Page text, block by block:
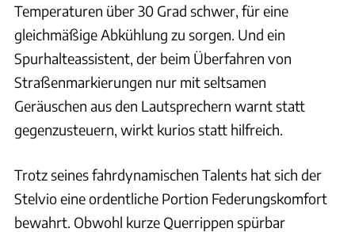
Temperaturen über 30 Grad schwer, für eine
gleichmäßige Abkühlung zu sorgen. Und ein
Spurhalteassistent, der beim Überfahren von
Straßenmarkierungen nur mit seltsamen
Geräuschen aus den Lautsprechern warnt statt
gegenzusteuern, wirkt kurios statt hilfreich.
Trotz seines fahrdynamischen Talents hat sich der
Stelvio eine ordentliche Portion Federungskomfort
bewahrt. Obwohl kurze Querrippen spürbar